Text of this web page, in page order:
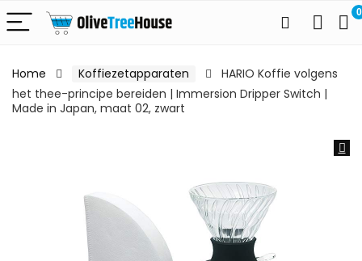
0
Home Koffiezetapparaten
HARIO Koffie volgens
het thee-principe bereiden | Immersion Dripper Switch |
Made in Japan, maat 02, zwart